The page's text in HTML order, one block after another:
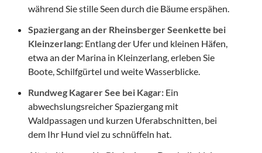
während Sie stille Seen durch die Bäume erspähen.
Spaziergang an der Rheinsberger Seenkette bei
Kleinzerlang: Entlang der Ufer und kleinen Häfen,
etwa an der Marina in Kleinzerlang, erleben Sie
Boote, Schilfgürtel und weite Wasserblicke.
Rundweg Kagarer See bei Kagar: Ein
abwechslungsreicher Spaziergang mit
Waldpassagen und kurzen Uferabschnitten, bei
dem Ihr Hund viel zu schnüffeln hat.